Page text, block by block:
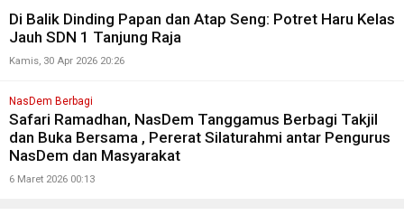
Di Balik Dinding Papan dan Atap Seng: Potret Haru Kelas
Jauh SDN 1 Tanjung Raja
Kamis, 30 Apr 2026 20:26
NasDem Berbagi
Safari Ramadhan, NasDem Tanggamus Berbagi Takjil
dan Buka Bersama , Pererat Silaturahmi antar Pengurus
NasDem dan Masyarakat
6 Maret 2026 00:13